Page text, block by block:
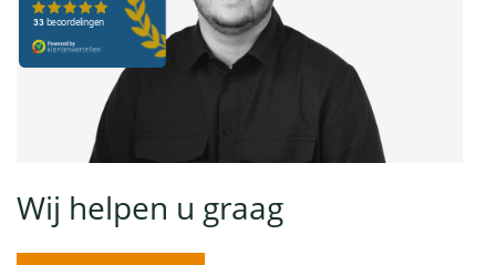
Wij helpen u graag